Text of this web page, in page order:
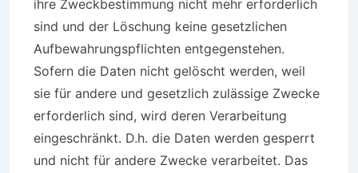
ihre Zweckbestimmung nicht mehr erforderlich
sind und der Löschung keine gesetzlichen
Aufbewahrungspflichten entgegenstehen.
Sofern die Daten nicht gelöscht werden, weil
sie für andere und gesetzlich zulässige Zwecke
erforderlich sind, wird deren Verarbeitung
eingeschränkt. D.h. die Daten werden gesperrt
und nicht für andere Zwecke verarbeitet. Das